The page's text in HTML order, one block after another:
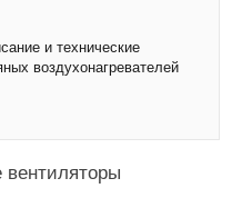
и технические
воздухонагревателей